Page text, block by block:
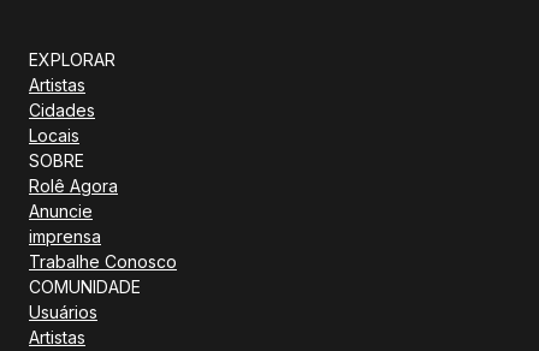
EXPLORAR
Artistas
Cidades
Locais
SOBRE
Rolê Agora
Anuncie
imprensa
Trabalhe Conosco
COMUNIDADE
Usuários
Artistas